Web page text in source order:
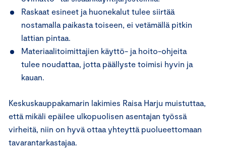
Raskaat esineet ja huonekalut tulee siirtää
nostamalla paikasta toiseen, ei vetämällä pitkin
lattian pintaa.
Materiaalitoimittajien käyttö- ja hoito-ohjeita
tulee noudattaa, jotta päällyste toimisi hyvin ja
kauan.
Keskuskauppakamarin lakimies Raisa Harju muistuttaa,
että mikäli epäilee ulkopuolisen asentajan työssä
virheitä, niin on hyvä ottaa yhteyttä puolueettomaan
tavarantarkastajaa.